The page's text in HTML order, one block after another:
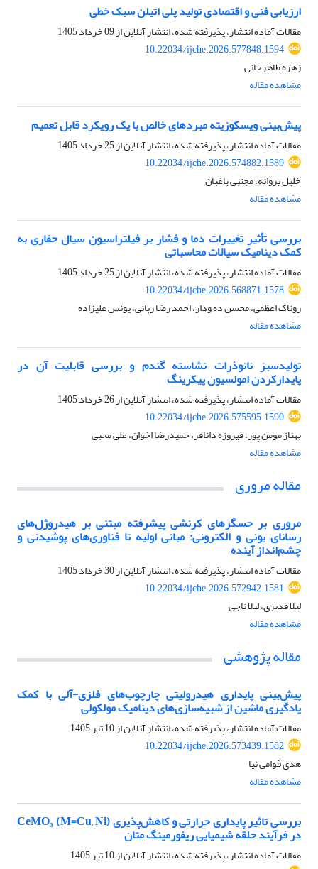
ارزیابی فنی و اقتصادی تولید پلی اتیلن سبک خطی
مقالات آماده انتشار، پذیرفته شده، انتشار آنلاین از09 خرداد 1405
10.22034/ijche.2026.577848.1594
زهره طاهرخانی
مشاهده مقاله
پیش‌بینی ویسکوزیته مبردهای خالص با یک رویکرد قابل تعمیم
مقالات آماده انتشار، پذیرفته شده، انتشار آنلاین از25 خرداد 1405
10.22034/ijche.2026.574882.1589
خلیل پروانه، مجتبی باغبان
مشاهده مقاله
بررسی تأثیر تغییرات دما و فشار بر فیلتراسیون سیال حفاری به
کمک دینامیک سیالات محاسباتی
مقالات آماده انتشار، پذیرفته شده، انتشار آنلاین از25 خرداد 1405
10.22034/ijche.2026.568871.1578
روناک اعظمی، محسن ده ودار، احمد رضا ربانی، یونس علیزاده
مشاهده مقاله
تولیدسبز نانوذرات نشاسته گندم و بررسی قابلیت آن در
پایدارکردن امولسیون پیکرینگ
مقالات آماده انتشار، پذیرفته شده، انتشار آنلاین از26 خرداد 1405
10.22034/ijche.2026.575595.1590
بهناز مومن پور، فیروزه دانافر، حمیدرضا اخوان، علی محبی
مشاهده مقاله
مقاله مروری
مروری بر حسگرهای کرنشی پیشرفته مبتنی بر هیدروژل‌های
رسانای یونی و الکترونی: مبانی اولیه تا فناوری‌های پوشیدنی و
چشم‌انداز آینده
مقالات آماده انتشار، پذیرفته شده، انتشار آنلاین از30 خرداد 1405
10.22034/ijche.2026.572942.1581
لیلا قدیری، لیلا ناجی
مشاهده مقاله
مقاله پژوهشی
پیش‌بینی پایداری هیدرولیتی چارچوب‌های فلزی-آلی با کمک
یادگیری ماشین از شبیه‌سازی‌های دینامیک مولکولی
مقالات آماده انتشار، پذیرفته شده، انتشار آنلاین از10 تیر 1405
10.22034/ijche.2026.573439.1582
هدی قوامی نیا
مشاهده مقاله
بررسی تاثیر پایداری حرارتی و کاهش‌پذیری CeMO₃ (M=Cu, Ni)
در فرآیند حلقه شیمیایی ریفورمینگ متان
مقالات آماده انتشار، پذیرفته شده، انتشار آنلاین از10 تیر 1405